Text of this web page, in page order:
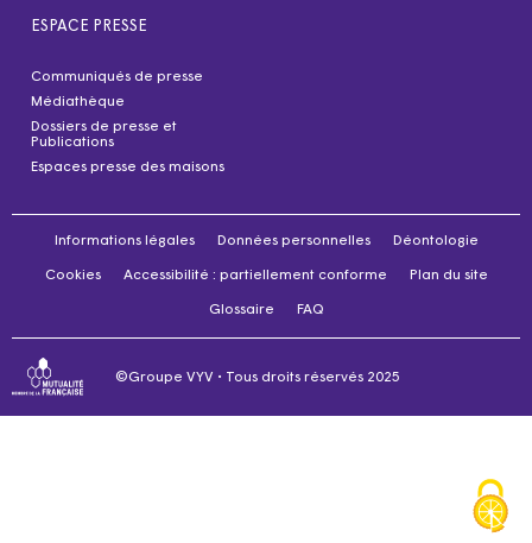
ESPACE PRESSE
Communiqués de presse
Médiathèque
Dossiers de presse et
Publications
Espaces presse des maisons
Informations légales Données personnelles Déontologie
Cookies Accessibilité : partiellement conforme Plan du site
Glossaire FAQ
©Groupe VYV • Tous droits réservés 2025